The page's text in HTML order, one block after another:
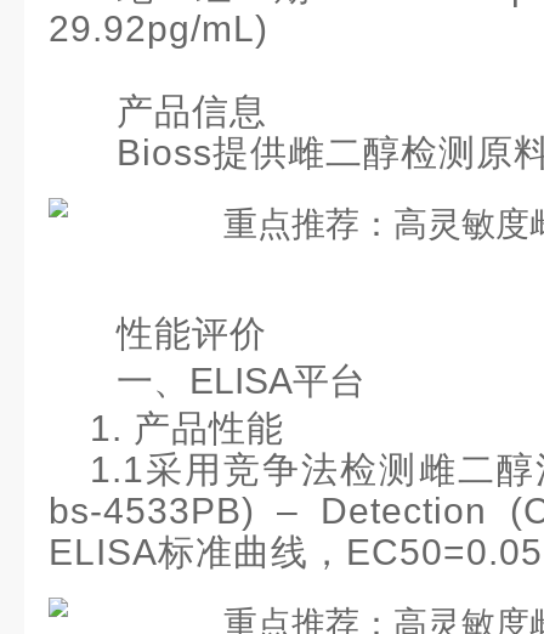
29.92pg/mL)
产品信息
Bioss提供雌二醇检测原
性能评价
一、 ELISA平台
1. 产品性能
1.1采用竞争法检测雌二
bs-4533PB) – Detection
ELISA标准曲线，